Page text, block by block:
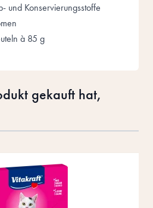
und Konservierungsstoffe
à 85 g
gekauft hat,
überspringen